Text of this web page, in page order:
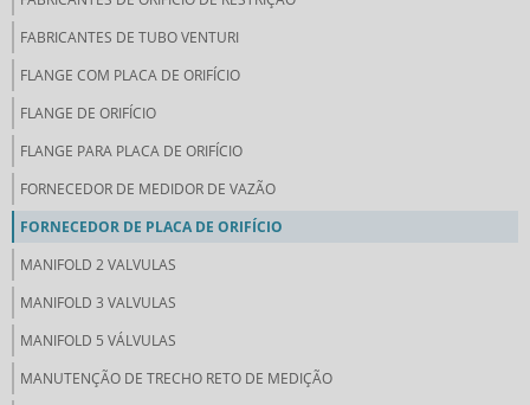
FABRICANTES DE TUBO VENTURI
FLANGE COM PLACA DE ORIFÍCIO
FLANGE DE ORIFÍCIO
FLANGE PARA PLACA DE ORIFÍCIO
FORNECEDOR DE MEDIDOR DE VAZÃO
FORNECEDOR DE PLACA DE ORIFÍCIO
MANIFOLD 2 VALVULAS
MANIFOLD 3 VALVULAS
MANIFOLD 5 VÁLVULAS
MANUTENÇÃO DE TRECHO RETO DE MEDIÇÃO